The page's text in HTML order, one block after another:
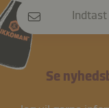
Se